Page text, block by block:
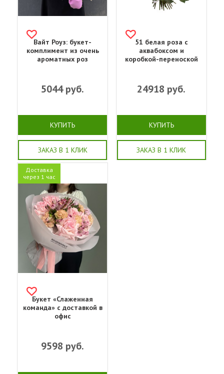
Вайт Роуз: букет-
комплимент из очень
ароматных роз
5044руб.
КУПИТЬ
ЗАКАЗ В 1 КЛИК
51 белая роза с
аквабоксом и
коробкой-переноской
24918 руб.
КУПИТЬ
ЗАКАЗ В 1 КЛИК
Доставка
через 1 час
Букет «Слаженная
команда» с доставкой в
офис
9598 руб.